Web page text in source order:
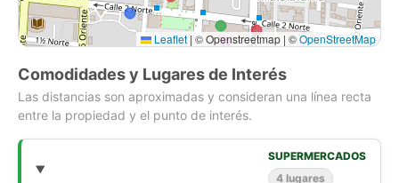
Excelente oportunidad de inversión en el centro de Talca, con
muy buena conectividad y accesibilidad.
CIMA PROPIEDADES
www.cimachile.cl
Leaflet | © Openstreetmap | ©OpenStreetMap
Comodidades y Lugares de Interés
Las distancias son aproximadas y consideran una línea recta
entre la propiedad y el punto de interés.
SUPERMERCADOS
4 lugares